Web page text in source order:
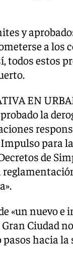
y
a
todos estos
EN
la
Impulso para
de
«un nuevo
Gran Ciudad
pasos hacia